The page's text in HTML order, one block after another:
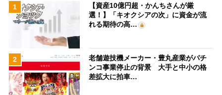
1
【資産10億円超・かんちさんが厳
選！】「キオクシアの次」に資金が流
れる期待の高…
2
老舗遊技機メーカー・豊丸産業がパチ
ンコ事業停止の背景 大手と中小の格
差拡大に拍車…